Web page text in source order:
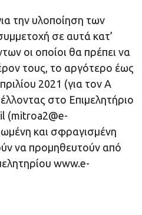
την υλοποίηση των
σε αυτά κατ’
οι οποίοι θα πρέπει να
τους, το αργότερο έως
2021 (για τον Α
στο Επιμελητήριο
(mitroa2@e-
και σφραγισμένη
να προμηθευτούν από
www.e-